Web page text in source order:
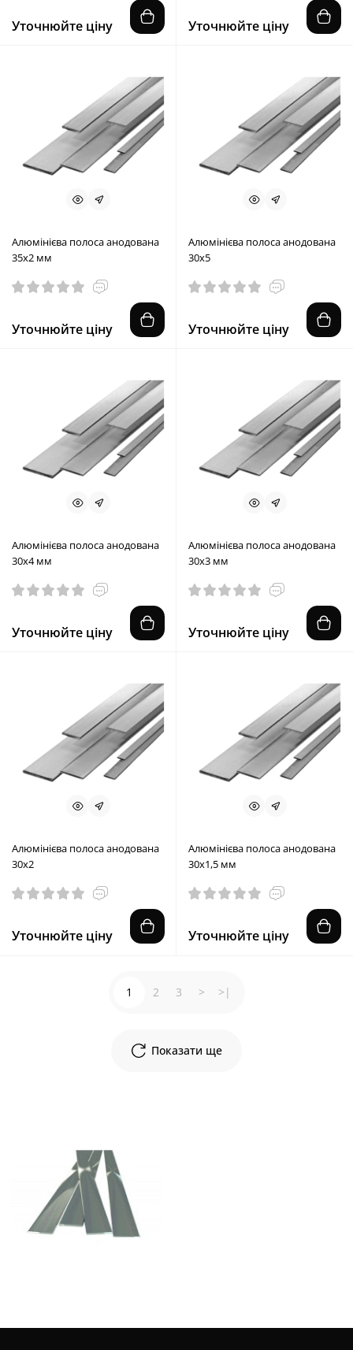
Уточнюйте ціну Уточнюйте ціну
Алюмінієва полоса анодована
35х2 мм
Уточнюйте ціну
Алюмінієва полоса анодована
30х5
Уточнюйте ціну
Алюмінієва полоса анодована
30х4 мм
Уточнюйте ціну
Алюмінієва полоса анодована
30х3 мм
Уточнюйте ціну
Алюмінієва полоса анодована
30х2
Уточнюйте ціну
Алюмінієва полоса анодована
30х1,5 мм
Уточнюйте ціну
Показати ще
1 2 3 > >|